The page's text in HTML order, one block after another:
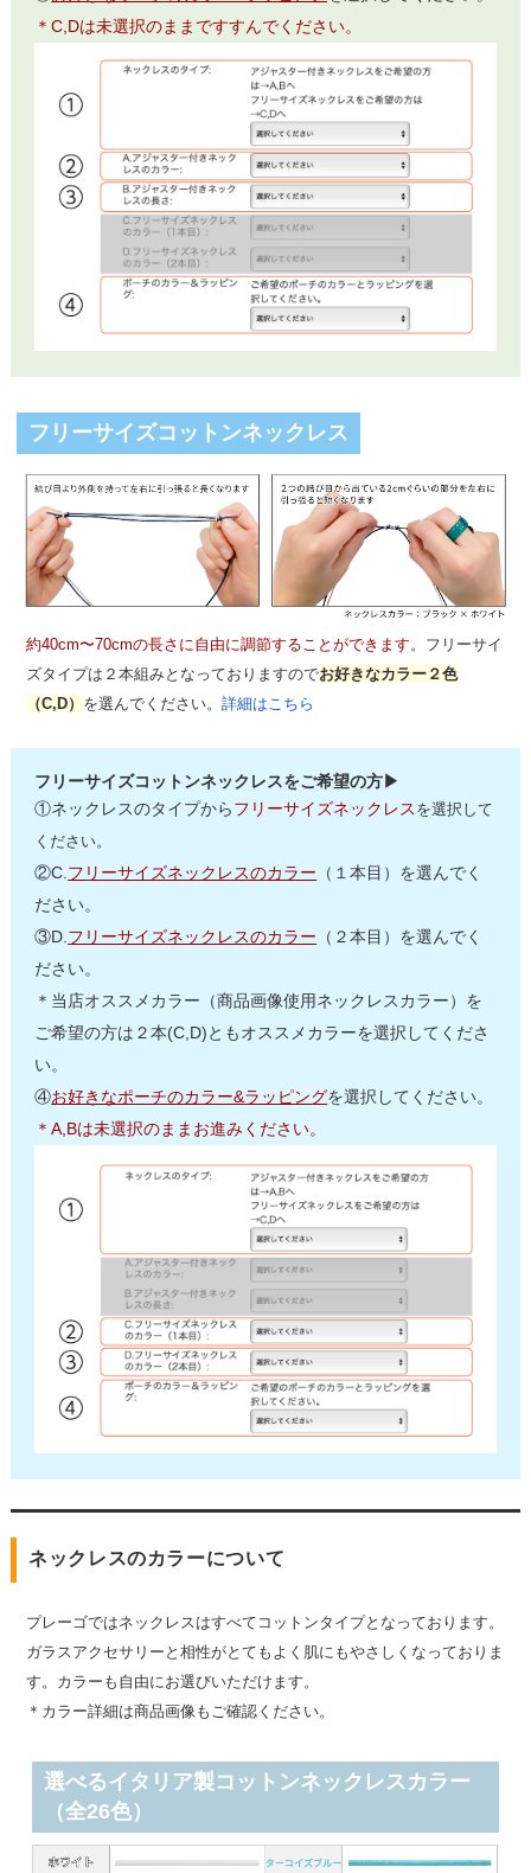
＊C,Dは未選択のままですすんでください。
フリーサイズコットンネックレス
約40cm〜70cmの長さに自由に調節することができます。 フリーサイ
ズタイプは２本組みとなっておりますのでお好きなカラー２色
（C,D） を選んでください。 詳細はこちら
フリーサイズコットンネックレスをご希望の方▶
①ネックレスのタイプから フリーサイズネックレス を選択して
ください。
②C. フリーサイズネックレスのカラー （１本目）を選んでく
ださい。
③D. フリーサイズネックレスのカラー （２本目）を選んでく
ださい。
＊当店オススメカラー（商品画像使用ネックレスカラー）を
ご希望の方は２本(C,D)ともオススメカラーを選択してくださ
い。
④お好きなポーチのカラー&ラッピングを選択してください。
＊A,Bは未選択のままお進みください。
ネックレスのカラーについて
プレーゴではネックレスはすべてコットンタイプとなっております。
ガラスアクセサリーと相性がとてもよく肌にもやさしくなっておりま
す。カラーも自由にお選びいただけます。
＊カラー詳細は商品画像もご確認ください。
選べるイタリア製コットンネックレスカラー
（全26色）